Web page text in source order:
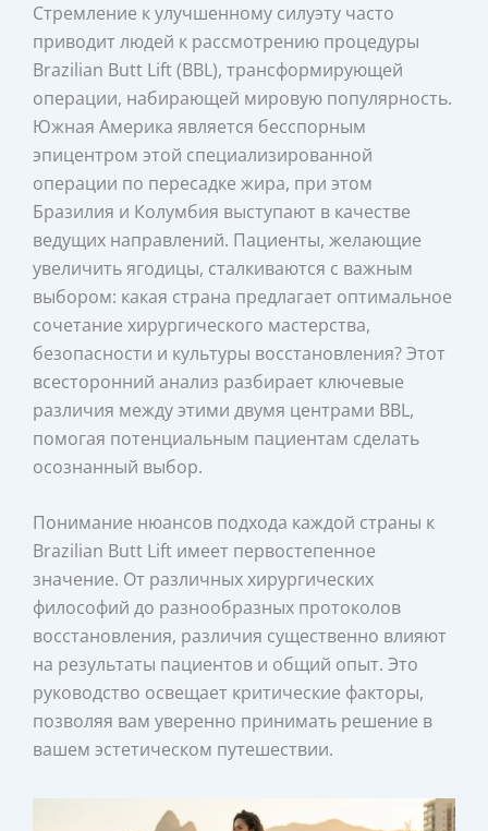
Стремление к улучшенному силуэту часто
приводит людей к рассмотрению процедуры
Brazilian Butt Lift (BBL), трансформирующей
операции, набирающей мировую популярность.
Южная Америка является бесспорным
эпицентром этой специализированной
операции по пересадке жира, при этом
Бразилия и Колумбия выступают в качестве
ведущих направлений. Пациенты, желающие
увеличить ягодицы, сталкиваются с важным
выбором: какая страна предлагает оптимальное
сочетание хирургического мастерства,
безопасности и культуры восстановления? Этот
всесторонний анализ разбирает ключевые
различия между этими двумя центрами BBL,
помогая потенциальным пациентам сделать
осознанный выбор.
Понимание нюансов подхода каждой страны к
Brazilian Butt Lift имеет первостепенное
значение. От различных хирургических
философий до разнообразных протоколов
восстановления, различия существенно влияют
на результаты пациентов и общий опыт. Это
руководство освещает критические факторы,
позволяя вам уверенно принимать решение в
вашем эстетическом путешествии.